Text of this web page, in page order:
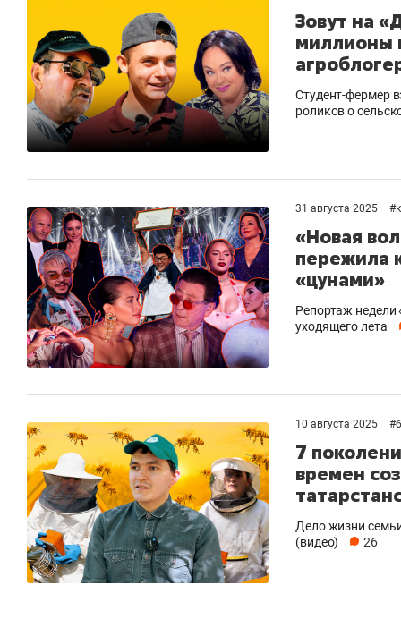
Зовут на
миллионы
Студент-фермер
роликов о
31 августа 2025 #
«Новая
пережила
«цунами»
Репортаж
уходящего лета
10 августа 2025 #
7
времен
Дело жизни
(видео)
26